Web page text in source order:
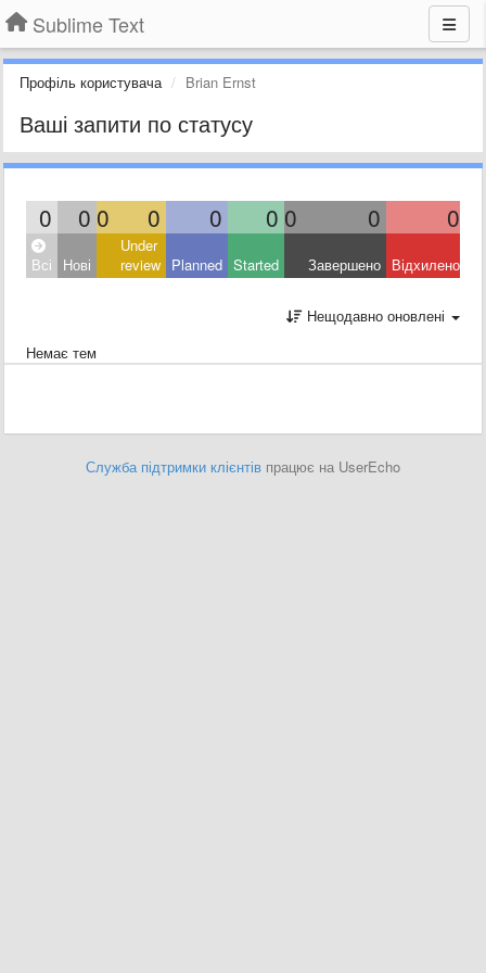
Sublime Text
Профіль користувача Brian Ernst
Ваші запити по статусу
0 0 0 0 0 0 0 0 0
Всі Нові
Under
review Planned Started Завершено Відхилено
Нещодавно оновлені
Немає тем
Служба підтримки клієнтів працює на UserEcho